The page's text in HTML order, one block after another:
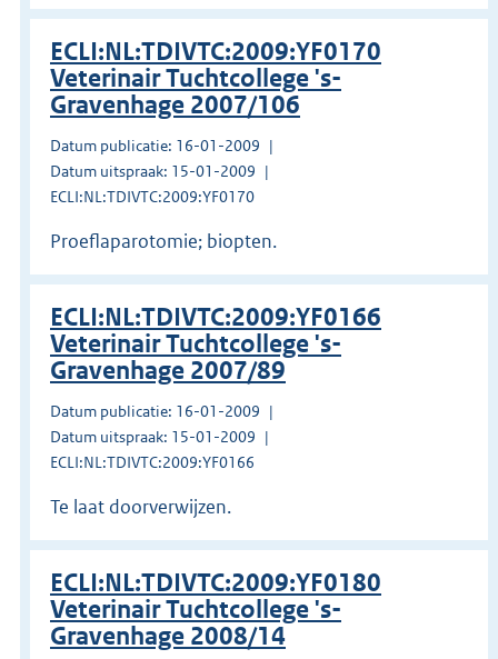
ECLI:NL:TDIVTC:2009:YF0170
Veterinair Tuchtcollege 's-
Gravenhage 2007/106
Datum publicatie: 16-01-2009
Datum uitspraak: 15-01-2009
ECLI:NL:TDIVTC:2009:YF0170
Proeflaparotomie; biopten.
ECLI:NL:TDIVTC:2009:YF0166
Veterinair Tuchtcollege 's-
Gravenhage 2007/89
Datum publicatie: 16-01-2009
Datum uitspraak: 15-01-2009
ECLI:NL:TDIVTC:2009:YF0166
Te laat doorverwijzen.
ECLI:NL:TDIVTC:2009:YF0180
Veterinair Tuchtcollege 's-
Gravenhage 2008/14